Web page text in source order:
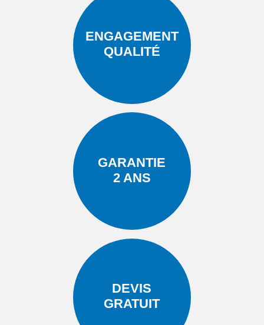
ENGAGEMENT
QUALITÉ
GARANTIE
2 ANS
DEVIS
GRATUIT